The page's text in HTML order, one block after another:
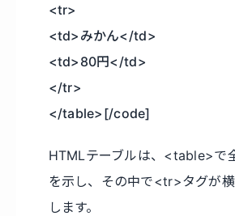
<tr>
<td>みかん</td>
<td>80円</td>
</tr>
</table>[/code]
HTMLテーブルは、<table>で
を示し、その中で<tr>タグが
します。